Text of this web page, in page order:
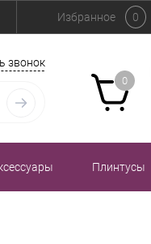
Избранное 0
звонок
0
Плинтусы